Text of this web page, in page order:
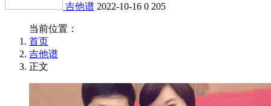
吉他谱 2022-10-16 0 205
当前位置：
首页
吉他谱
正文